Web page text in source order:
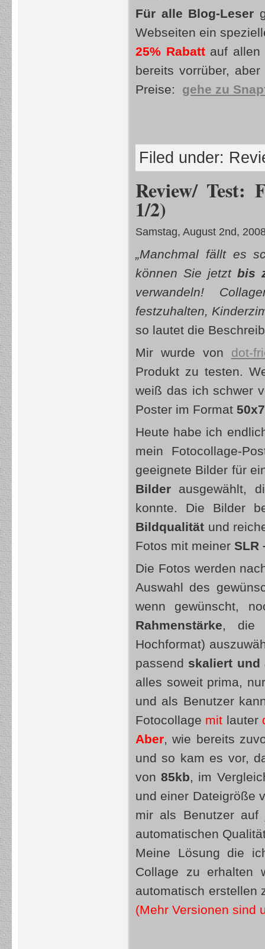
Für alle Blog-Leser
Webseiten ein
25% Rabatt auf allen
bereits vorrüber,
Preise: gehe zu
Filed under:
Review/ Test:
1/2)
Samstag, August 2nd,
„Manchmal fällt es
können Sie jetztbis
verwandeln!
festzuhalten,
so lautet die
Mir wurde von dot-
Produkt zu testen.
weiß das ich schwer
Poster im Format
Heute habe ich
mein Fotocollage-
geeignete Bilder für
Bilder ausgewählt,
konnte. Die Bilder
Bildqualität und
Fotos mit meiner SLR
Die Fotos werden
Auswahl des
wenn gewünscht,
Rahmenstärke,
Hochformat)
passend skaliert und
alles soweit prima,
und als Benutzer
Fotocollage mit lauter
Aber, wie bereits
und so kam es vor,
von85kb, im
und einer Dateigröße
mir als Benutzer auf
automatischen
Meine Lösung die
Collage zu
automatisch erstellen
(Mehr Versionen sind